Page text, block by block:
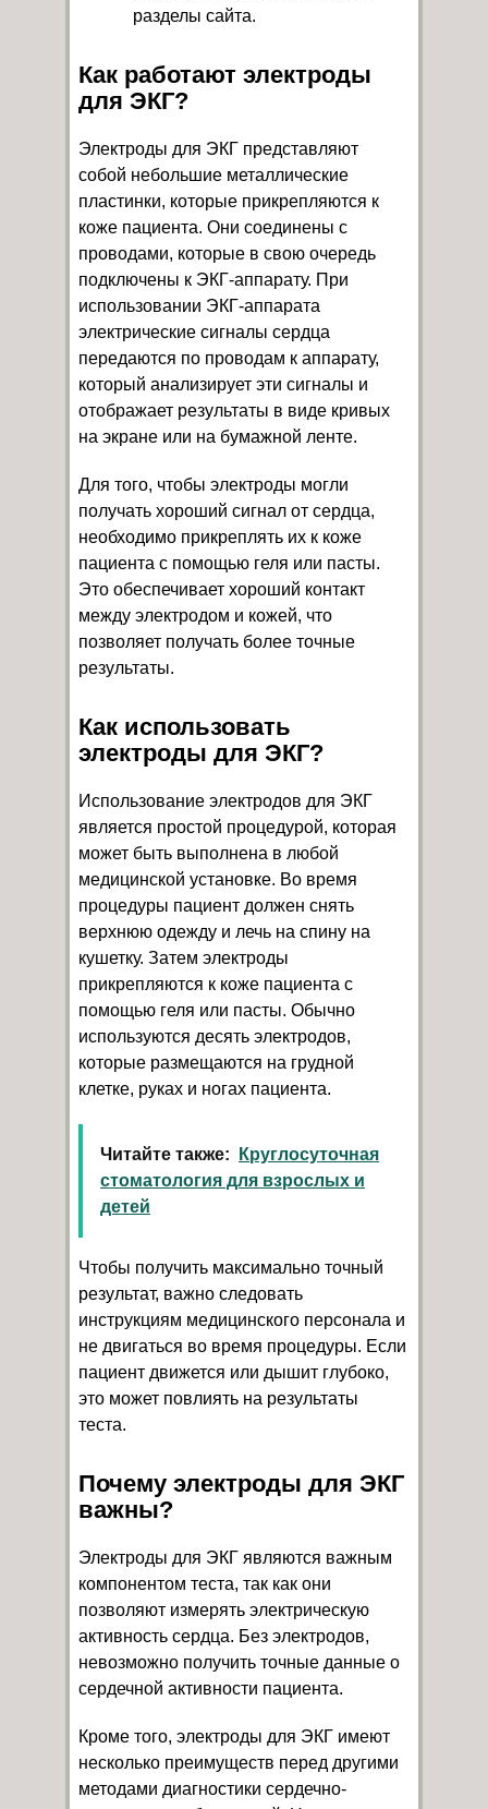
разделы сайта.
Как работают электроды
для ЭКГ?
Электроды для ЭКГ представляют
собой небольшие металлические
пластинки, которые прикрепляются к
коже пациента. Они соединены с
проводами, которые в свою очередь
подключены к ЭКГ-аппарату. При
использовании ЭКГ-аппарата
электрические сигналы сердца
передаются по проводам к аппарату,
который анализирует эти сигналы и
отображает результаты в виде кривых
на экране или на бумажной ленте.
Для того, чтобы электроды могли
получать хороший сигнал от сердца,
необходимо прикреплять их к коже
пациента с помощью геля или пасты.
Это обеспечивает хороший контакт
между электродом и кожей, что
позволяет получать более точные
результаты.
Как использовать
электроды для ЭКГ?
Использование электродов для ЭКГ
является простой процедурой, которая
может быть выполнена в любой
медицинской установке. Во время
процедуры пациент должен снять
верхнюю одежду и лечь на спину на
кушетку. Затем электроды
прикрепляются к коже пациента с
помощью геля или пасты. Обычно
используются десять электродов,
которые размещаются на грудной
клетке, руках и ногах пациента.
Читайте также:
Круглосуточная
стоматология для взрослых и
детей
Чтобы получить максимально точный
результат, важно следовать
инструкциям медицинского персонала и
не двигаться во время процедуры. Если
пациент движется или дышит глубоко,
это может повлиять на результаты
теста.
Почему электроды для ЭКГ
важны?
Электроды для ЭКГ являются важным
компонентом теста, так как они
позволяют измерять электрическую
активность сердца. Без электродов,
невозможно получить точные данные о
сердечной активности пациента.
Кроме того, электроды для ЭКГ имеют
несколько преимуществ перед другими
методами диагностики сердечно-